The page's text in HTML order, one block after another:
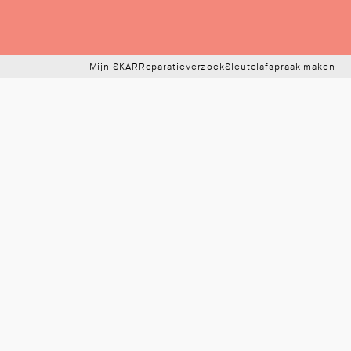
Mijn SKAR ReparatieverzoekSleutelafspraak maken